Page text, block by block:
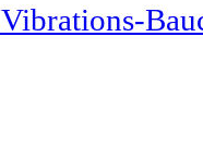
Vibrations-